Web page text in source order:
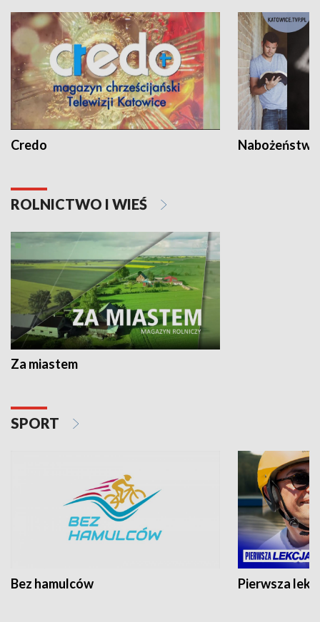
Credo
ROLNICTWO I WIEŚ
Za miastem
SPORT
Bez hamulców Pierwsza